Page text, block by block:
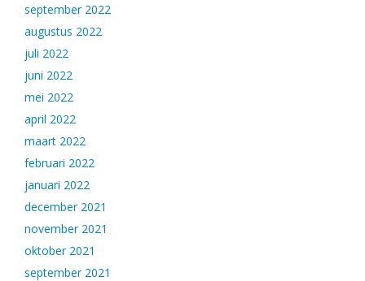
september 2022
augustus 2022
juli 2022
juni 2022
mei 2022
april 2022
maart 2022
februari 2022
januari 2022
december 2021
november 2021
oktober 2021
september 2021